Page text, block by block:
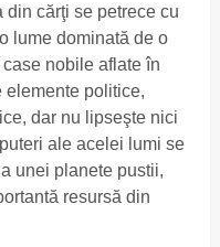
cărţi se petrece cu
lume dominată de o
nobile aflate în
elemente politice,
dar nu lipseşte nici
ale acelei lumi se
unei planete pustii,
resursă din